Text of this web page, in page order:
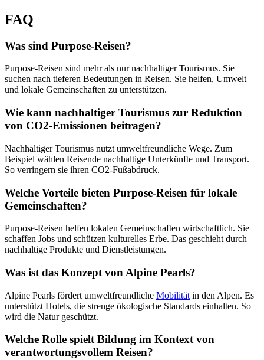
FAQ
Was sind Purpose-Reisen?
Purpose-Reisen sind mehr als nur nachhaltiger Tourismus. Sie
suchen nach tieferen Bedeutungen in Reisen. Sie helfen, Umwelt
und lokale Gemeinschaften zu unterstützen.
Wie kann nachhaltiger Tourismus zur Reduktion
von CO2-Emissionen beitragen?
Nachhaltiger Tourismus nutzt umweltfreundliche Wege. Zum
Beispiel wählen Reisende nachhaltige Unterkünfte und Transport.
So verringern sie ihren CO2-Fußabdruck.
Welche Vorteile bieten Purpose-Reisen für lokale
Gemeinschaften?
Purpose-Reisen helfen lokalen Gemeinschaften wirtschaftlich. Sie
schaffen Jobs und schützen kulturelles Erbe. Das geschieht durch
nachhaltige Produkte und Dienstleistungen.
Was ist das Konzept von Alpine Pearls?
Alpine Pearls fördert umweltfreundliche Mobilität in den Alpen. Es
unterstützt Hotels, die strenge ökologische Standards einhalten. So
wird die Natur geschützt.
Welche Rolle spielt Bildung im Kontext von
verantwortungsvollem Reisen?